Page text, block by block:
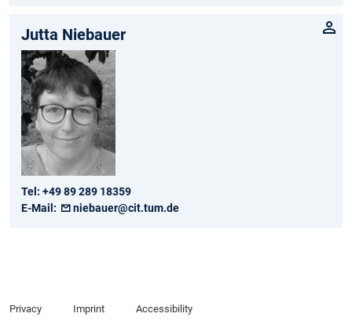
Jutta Niebauer
Tel: +49 89 289 18359
E-Mail:
niebauer@cit.tum.de
Privacy Imprint Accessibility